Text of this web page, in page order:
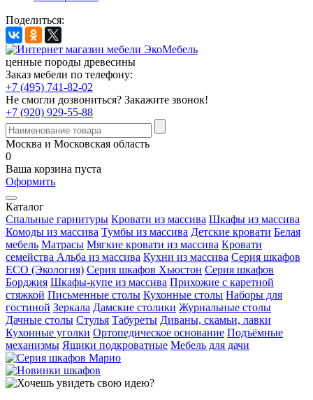
Поделиться:
ценные породы древесины
Заказ мебели по телефону:
+7 (495) 741-82-02
Не смогли дозвониться? Закажите звонок!
+7 (920) 929-55-88
Москва и Московская область
0
Ваша корзина пуста
Оформить
Каталог
Спальные гарнитуры Кровати из массива Шкафы из массива
Комоды из массива Тумбы из массива Детские кровати Белая
мебель Матрасы Мягкие кровати из массива Кровати
семейства Альба из массива Кухни из массива Серия шкафов
ECO (Экология) Серия шкафов Хьюстон Серия шкафов
Борджия Шкафы-купе из массива Прихожие с каретной
стяжкой Письменные столы Кухонные столы Наборы для
гостиной Зеркала Дамские столики Журнальные столы
Дачные столы Стулья Табуреты Диваны, скамьи, лавки
Кухонные уголки Ортопедическое основание Подъёмные
механизмы Ящики подкроватные Мебель для дачи